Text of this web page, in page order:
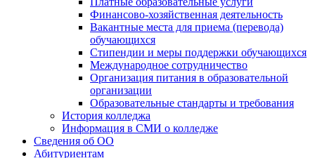
Финансово-хозяйственная деятельность
Вакантные места для приема (перевода)
обучающихся
Стипендии и меры поддержки обучающихся
Международное сотрудничество
Организация питания в образовательной
организации
Образовательные стандарты и требования
История колледжа
Информация в СМИ о колледже
Сведения об ОО
Абитуриентам